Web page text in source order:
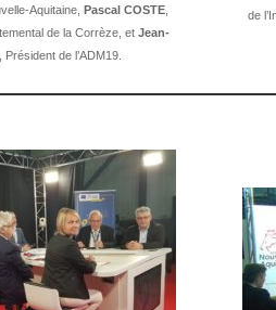
Aquitaine, Pascal COSTE
de la Corrèze, et Jean-
, Président de l’ADM19.
de